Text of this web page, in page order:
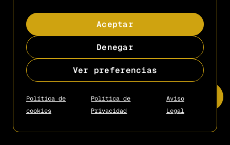
Aceptar
Denegar
Ver preferencias
Política de
cookies
Política de
Privacidad
Aviso
Legal